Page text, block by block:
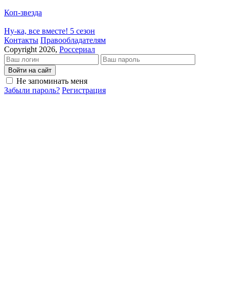
Коп-звезда
Ну-ка, все вместе! 5 сезон
Кон­так­ты Пра­во­об­ла­да­те­лям
Copyright 2026, Россериал
Войти на сайт
Не запоминать меня
Забыли пароль? Регистрация